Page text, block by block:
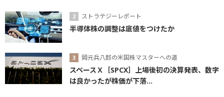
ストラテジーレポート
半導体株の調整は底値をつけたか
岡元兵八郎の米国株マスターへの道
スペースＸ［SPCX］上場後初の決算発表、数字
は良かったが株価が下落...